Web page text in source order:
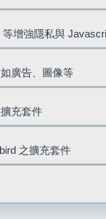
增強隱私與
廣告、圖像等
充套件
之擴充套件